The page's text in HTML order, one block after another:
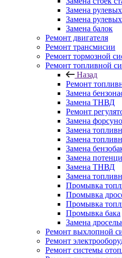
Замена
Замена
Замена балок
Ремонт двигателя
Ремонт трансмисии
Ремонт тормозной
Ремонт топливной
Назад
Ремонт
Замена
Замена ТНВД
Ремонт
Замена
Замена
Замена
Замена
Замена
Замена ТНВД
Замена
Промывка
Промывка
Промывка
Промывка бака
Замена
Ремонт выхлопной
Ремонт
Ремонт системы